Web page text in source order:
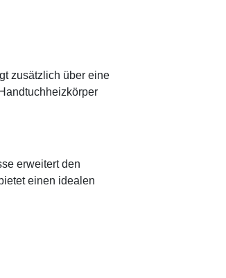
zusätzlich über eine
erweitert den
einen idealen